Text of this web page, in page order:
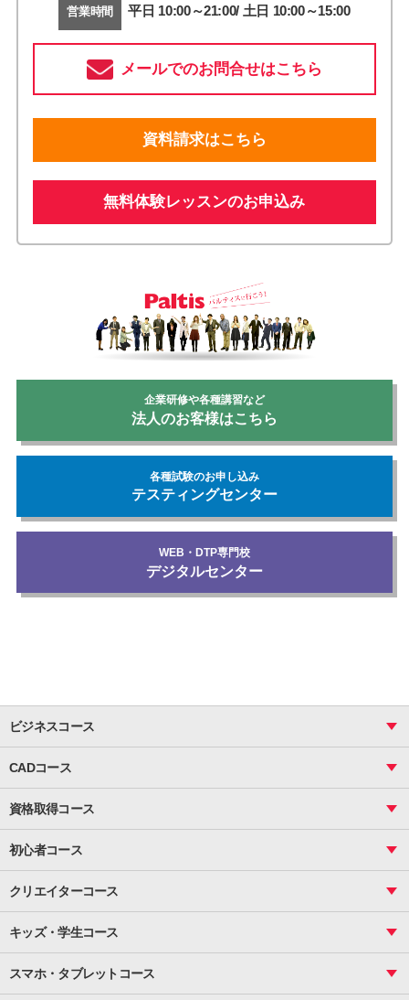
営業時間 平日 10:00～21:00/ 土日 10:00～15:00
メールでのお問合せはこちら
資料請求はこちら
無料体験レッスンのお申込み
企業研修や各種講習など
法人のお客様はこちら
各種試験のお申し込み
テスティングセンター
WEB・DTP専門校
デジタルセンター
ビジネスコース
関数
ピボットテーブル
マクロ
資料作成（基礎）
資料作成（応用）
Word
CADコース
図面作成（基礎）
図面作成（応用）
資格取得コース
ビジネス統計
CS
サーティファイ
初心者コース
インターネット活用
メール活用
クリエイターコース
基礎
応用
Illustrator
基礎
キッズ・学生コース
プライマリー（年長～小２）
スタンダード（小３～小６）
スマホ・タブレットコース